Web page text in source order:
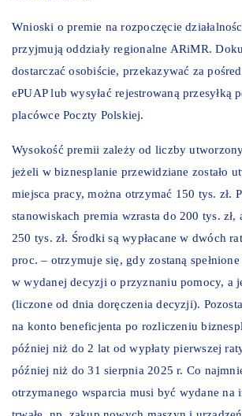
Wnioski o premie na rozpoczęcie
przyjmują oddziały regionalne ARiMR.
dostarczać osobiście, przekazywać za
ePUAP lub wysyłać rejestrowaną przesyłką
placówce Poczty Polskiej.
Wysokość premii zależy od liczby
jeżeli w biznesplanie przewidziane zostało
miejsca pracy, można otrzymać 150 tys. zł.
stanowiskach premia wzrasta do 200 tys. zł,
250 tys. zł. Środki są wypłacane w dwóch
proc. – otrzymuje się, gdy zostaną
w wydanej decyzji o przyznaniu pomocy, a
(liczone od dnia doręczenia decyzji).
na konto beneficjenta po rozliczeniu
później niż do 2 lat od wypłaty pierwszej
później niż do 31 sierpnia 2025 r. Co
otrzymanego wsparcia musi być wydane na